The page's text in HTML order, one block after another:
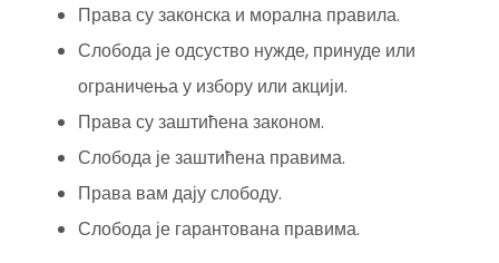
Права су законска и морална правила.
Слобода је одсуство нужде, принуде или
ограничења у избору или акцији.
Права су заштићена законом.
Слобода је заштићена правима.
Права вам дају слободу.
Слобода је гарантована правима.